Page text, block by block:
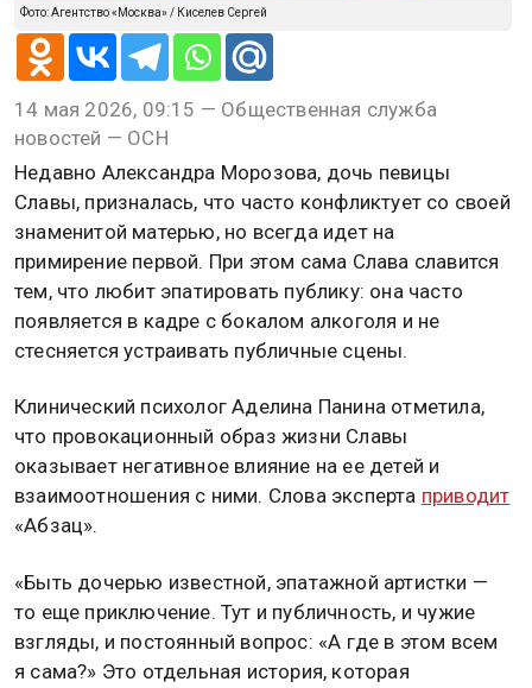
Фото: Агентство «Москва» / Киселев Сергей
14 мая 2026, 09:15 — Общественная служба
новостей — ОСН
Недавно Александра Морозова, дочь певицы
Славы, призналась, что часто конфликтует со своей
знаменитой матерью, но всегда идет на
примирение первой. При этом сама Слава славится
тем, что любит эпатировать публику: она часто
появляется в кадре с бокалом алкоголя и не
стесняется устраивать публичные сцены.
Клинический психолог Аделина Панина отметила,
что провокационный образ жизни Славы
оказывает негативное влияние на ее детей и
взаимоотношения с ними. Слова эксперта приводит
«Абзац».
«Быть дочерью известной, эпатажной артистки —
то еще приключение. Тут и публичность, и чужие
взгляды, и постоянный вопрос: «А где в этом всем
я сама?» Это отдельная история, которая